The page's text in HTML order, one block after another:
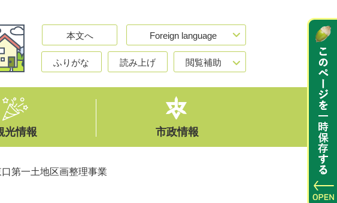
本文へ Foreign language
ふりがな 読み上げ 閲覧補助
光情報 市政情報
第一土地区画整理事業